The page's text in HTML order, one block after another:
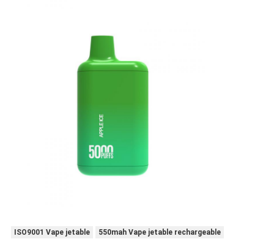
ISO9001 Vape jetable
550mah Vape jetable rechargeable